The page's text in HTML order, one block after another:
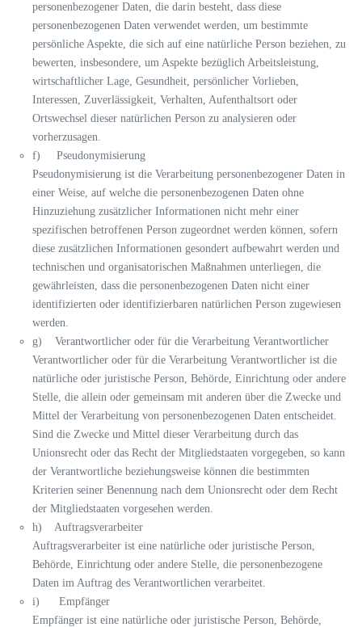
personenbezogener Daten, die darin besteht, dass diese
personenbezogenen Daten verwendet werden, um bestimmte
persönliche Aspekte, die sich auf eine natürliche Person beziehen, zu
bewerten, insbesondere, um Aspekte bezüglich Arbeitsleistung,
wirtschaftlicher Lage, Gesundheit, persönlicher Vorlieben,
Interessen, Zuverlässigkeit, Verhalten, Aufenthaltsort oder
Ortswechsel dieser natürlichen Person zu analysieren oder
vorherzusagen.
f) Pseudonymisierung
Pseudonymisierung ist die Verarbeitung personenbezogener Daten in
einer Weise, auf welche die personenbezogenen Daten ohne
Hinzuziehung zusätzlicher Informationen nicht mehr einer
spezifischen betroffenen Person zugeordnet werden können, sofern
diese zusätzlichen Informationen gesondert aufbewahrt werden und
technischen und organisatorischen Maßnahmen unterliegen, die
gewährleisten, dass die personenbezogenen Daten nicht einer
identifizierten oder identifizierbaren natürlichen Person zugewiesen
werden.
g) Verantwortlicher oder für die Verarbeitung Verantwortlicher
Verantwortlicher oder für die Verarbeitung Verantwortlicher ist die
natürliche oder juristische Person, Behörde, Einrichtung oder andere
Stelle, die allein oder gemeinsam mit anderen über die Zwecke und
Mittel der Verarbeitung von personenbezogenen Daten entscheidet.
Sind die Zwecke und Mittel dieser Verarbeitung durch das
Unionsrecht oder das Recht der Mitgliedstaaten vorgegeben, so kann
der Verantwortliche beziehungsweise können die bestimmten
Kriterien seiner Benennung nach dem Unionsrecht oder dem Recht
der Mitgliedstaaten vorgesehen werden.
h) Auftragsverarbeiter
Auftragsverarbeiter ist eine natürliche oder juristische Person,
Behörde, Einrichtung oder andere Stelle, die personenbezogene
Daten im Auftrag des Verantwortlichen verarbeitet.
i) Empfänger
Empfänger ist eine natürliche oder juristische Person, Behörde,